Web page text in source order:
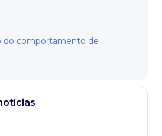
do comportamento de